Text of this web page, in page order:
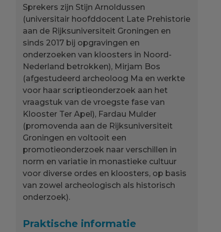
Sprekers zijn Stijn Arnoldussen
(universitair hoofddocent Late Prehistorie
aan de Rijksuniversiteit Groningen en
sinds 2017 bij opgravingen en
onderzoeken van kloosters in Noord-
Nederland betrokken), Mirjam Bos
(afgestudeerd archeoloog Ma en werkte
voor haar scriptieonderzoek aan het
vraagstuk van de vroegste fase van
Klooster Ter Apel), Fardau Mulder
(promovenda aan de Rijksuniversiteit
Groningen en voltooit een
promotieonderzoek naar verschillen in
norm en variatie in monastieke cultuur
voor diverse ordes en kloosters, op basis
van zowel archeologisch als historisch
onderzoek).
Praktische informatie